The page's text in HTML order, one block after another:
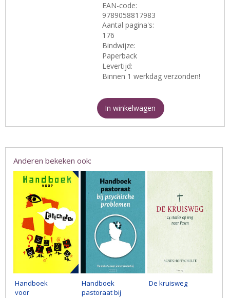
EAN-code:
9789058817983
Aantal pagina's:
176
Bindwijze:
Paperback
Levertijd:
Binnen 1 werkdag verzonden!
In winkelwagen
Anderen bekeken ook:
Handboek
voor
Handboek
pastoraat bij
De kruisweg